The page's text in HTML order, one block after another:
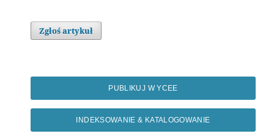
Zgłoś artykuł
PUBLIKUJ W YCEE
INDEKSOWANIE & KATALOGOWANIE